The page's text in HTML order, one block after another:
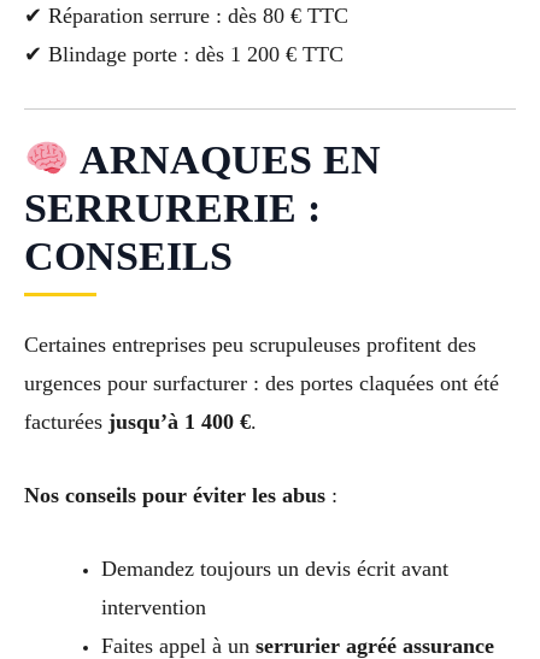
✔ Réparation serrure : dès 80 € TTC
✔ Blindage porte : dès 1 200 € TTC
ARNAQUES EN
SERRURERIE :
CONSEILS
Certaines entreprises peu scrupuleuses profitent des
urgences pour surfacturer : des portes claquées ont été
facturées jusqu’à 1 400 €.
Nos conseils pour éviter les abus :
Demandez toujours un devis écrit avant
intervention
Faites appel à un serrurier agréé assurance